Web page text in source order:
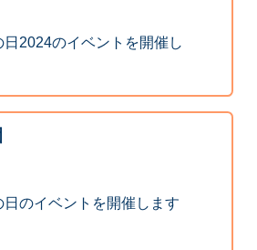
2024のイベントを開催し
日のイベントを開催します